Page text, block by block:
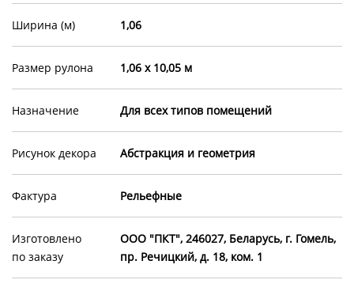
Ширина (м) 1,06
Размер рулона 1,06 х 10,05 м
Назначение Для всех типов помещений
Рисунок декора Абстракция и геометрия
Фактура Рельефные
Изготовлено
по заказу
ООО "ПКТ", 246027, Беларусь, г. Гомель,
пр. Речицкий, д. 18, ком. 1